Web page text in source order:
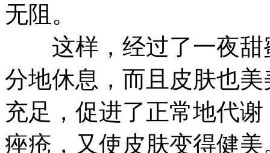
无阻。
这样，经过了一夜甜
分地休息，而且皮肤也
充足，促进了正常地代
痤疮，又使皮肤变得健